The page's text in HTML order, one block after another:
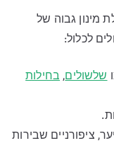
מינון גבוה של
לכלול:
שלשולים,בחילות
ציפורניים שבירות